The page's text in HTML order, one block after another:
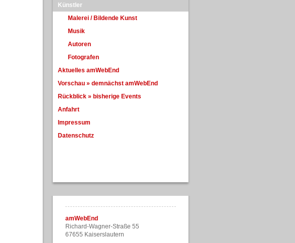
Künstler
Malerei / Bildende Kunst
Musik
Autoren
Fotografen
Aktuelles amWebEnd
Vorschau » demnächst amWebEnd
Rückblick » bisherige Events
Anfahrt
Impressum
Datenschutz
amWebEnd
Richard-Wagner-Straße 55
67655 Kaiserslautern